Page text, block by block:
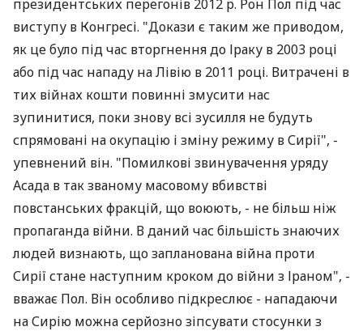
президентських перегонів 2012 р. Рон Пол під час
виступу в Конгресі. "Докази є таким же приводом,
як це було під час вторгнення до Іраку в 2003 році
або під час нападу на Лівію в 2011 році. Витрачені в
тих війнах кошти повинні змусити нас
зупинитися, поки знову всі зусилля не будуть
спрямовані на окупацію і зміну режиму в Сирії", -
упевнений він. "Помилкові звинувачення уряду
Асада в так званому масовому вбивстві
повстанських фракцій, що воюють, - не більш ніж
пропаганда війни. В даний час більшість знаючих
людей визнають, що запланована війна проти
Сирії стане наступним кроком до війни з Іраном", -
вважає Пол. Він особливо підкреслює - нападаючи
на Сирію можна серйозно зіпсувати стосунки з